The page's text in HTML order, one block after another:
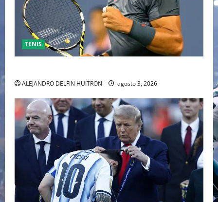
TENIS
ALEJANDRO DELFIN HUITRON agosto 3, 2026